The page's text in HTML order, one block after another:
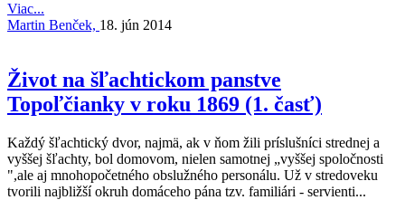
Viac...
Martin Benček, 18. jún 2014
Život na šľachtickom panstve
Topoľčianky v roku 1869 (1. časť)
Každý šľachtický dvor, najmä, ak v ňom žili príslušníci strednej a
vyššej šľachty, bol domovom, nielen samotnej „vyššej spoločnosti
",ale aj mnohopočetného obslužného personálu. Už v stredoveku
tvorili najbližší okruh domáceho pána tzv. familiári - servienti...